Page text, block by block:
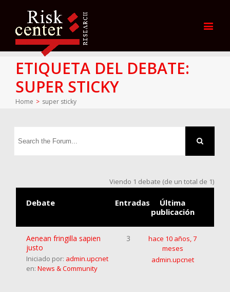
ETIQUETA DEL DEBATE:
SUPER STICKY
Home > super sticky
Viendo 1 debate (de un total de 1)
Debate Entradas
Última
publicación
Aenean fringilla sapien
justo
Iniciado por: admin.upcnet
en: News & Community
3
hace 10 años, 7
meses
admin.upcnet